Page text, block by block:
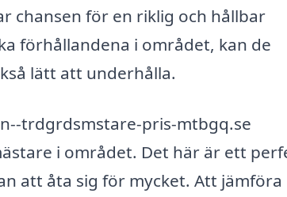
chansen för en riklig och hållbar
förhållandena i området, kan de
lätt att underhålla.
trdgrdsmstare-pris-mtbgq.se
i området. Det här är ett
att åta sig för mycket. Att jämföra